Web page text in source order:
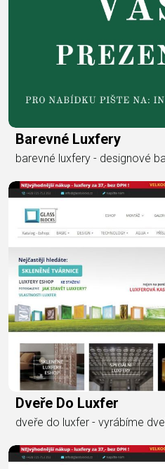
Barevné Luxfery
barevné luxfery - designové
Dveře Do Luxfer
dveře do luxfer - vyrábíme